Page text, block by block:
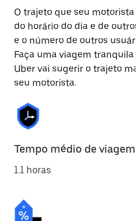
O trajeto que seu
do horário do dia e de
e o número de outros
Faça uma viagem
Uber vai sugerir o trajeto
seu motorista.
Tempo médio de viagem
1.1 horas